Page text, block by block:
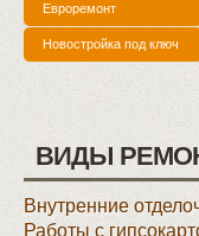
Евроремонт
Новостройка под ключ
ВИДЫ
Внутренние
Работы с